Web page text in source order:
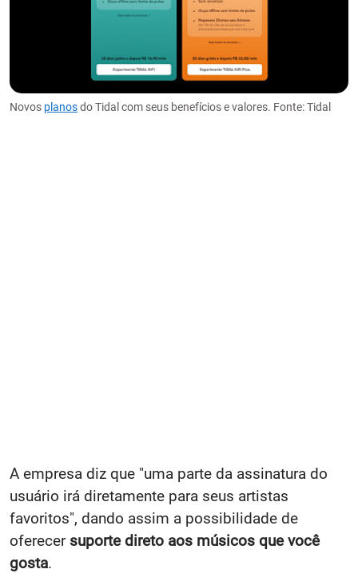
Novos planosdo Tidal com seus benefícios e valores. Fonte: Tidal
A empresa diz que "uma parte da assinatura do
usuário irá diretamente para seus artistas
favoritos", dando assim a possibilidade de
oferecer suporte direto aos músicos que você
gosta.